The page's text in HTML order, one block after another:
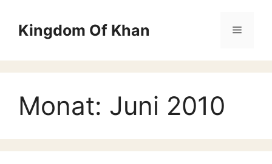
Inhalt
springen
Kingdom Of Khan Menü
Monat: Juni 2010
Februar 2020
August 2019
März 2019
Januar 2019